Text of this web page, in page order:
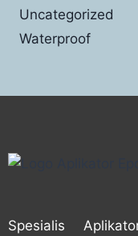
Uncategorized
Waterproof
Spesialis